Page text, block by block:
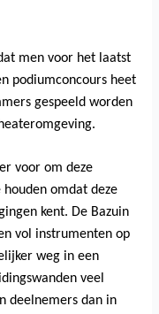
men voor het laatst
podiumconcours heet
gespeeld worden
voor om deze
omdat deze
kent. De Bazuin
vol instrumenten op
weg in een
veel
deelnemers dan in